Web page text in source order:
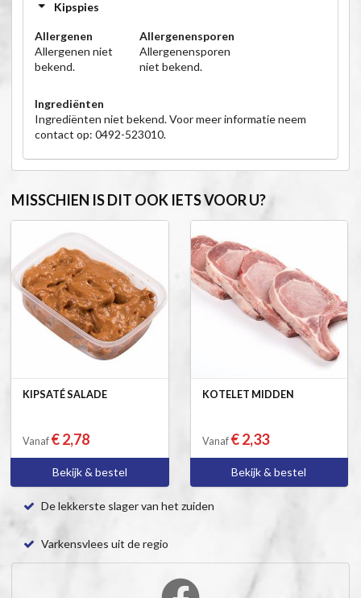
Kipspies
Allergenen
Allergenen niet
bekend.
Allergenensporen
Allergenensporen
niet bekend.
Ingrediënten
Ingrediënten niet bekend. Voor meer informatie neem
contact op: 0492-523010.
MISSCHIEN IS DIT OOK IETS VOOR U?
KIPSATÉ SALADE
Vanaf € 2,78
Bekijk & bestel
KOTELET MIDDEN
Vanaf € 2,33
Bekijk & bestel
De lekkerste slager van het zuiden
Varkensvlees uit de regio